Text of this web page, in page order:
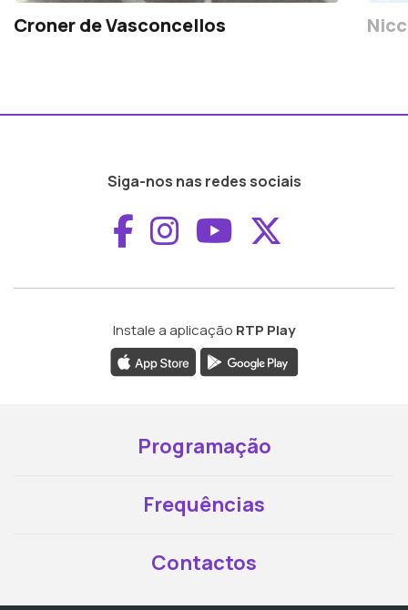
Croner de Vasconcellos
Siga-nos nas redes sociais
Aceder ao
Aceder ao
Aceder ao
Instale a aplicação RTP Play
Programação
Frequências
Contactos